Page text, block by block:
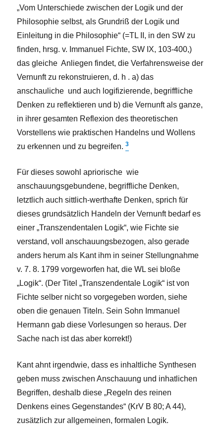
„Vom Unterschiede zwischen der Logik und der
Philosophie selbst, als Grundriß der Logik und
Einleitung in die Philosophie“ (=TL II, in den SW zu
finden, hrsg. v. Immanuel Fichte, SW IX, 103-400,)
das gleiche Anliegen findet, die Verfahrensweise der
Vernunft zu rekonstruieren, d. h .a) das
anschauliche und auch logifizierende, begriffliche
Denken zu reflektieren und b) die Vernunft als ganze,
in ihrer gesamten Reflexion des theoretischen
Vorstellens wie praktischen Handelns und Wollens
zu erkennen und zu begreifen.3
Für dieses sowohl apriorische wie
anschauungsgebundene, begriffliche Denken,
letztlich auch sittlich-werthafte Denken, sprich für
dieses grundsätzlich Handeln der Vernunft bedarf es
einer „Transzendentalen Logik“, wie Fichte sie
verstand, voll anschauungsbezogen, also gerade
anders herum als Kant ihm in seiner Stellungnahme
v. 7. 8. 1799 vorgeworfen hat, die WL sei bloße
„Logik“. (Der Titel „Transzendentale Logik“ ist von
Fichte selber nicht so vorgegeben worden, siehe
oben die genauen Titeln. Sein Sohn Immanuel
Hermann gab diese Vorlesungen so heraus. Der
Sache nach ist das aber korrekt!)
Kant ahnt irgendwie, dass es inhaltliche Synthesen
geben muss zwischen Anschauung und inhatlichen
Begriffen, deshalb diese „Regeln des reinen
Denkens eines Gegenstandes“ (KrV B 80; A 44),
zusätzlich zur allgemeinen, formalen Logik.